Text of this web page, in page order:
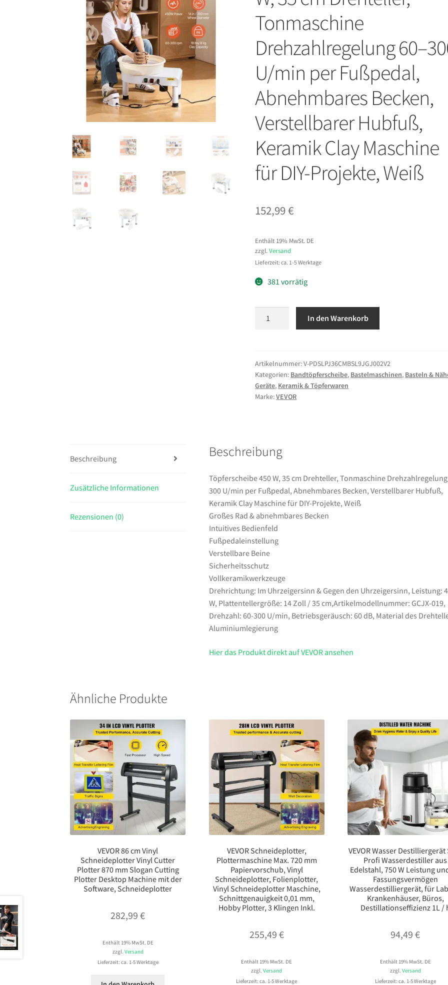
Tonmaschine
Drehzahlregelung
U/min per Fußpedal,
Abnehmbares Becken,
Verstellbarer Hubfuß,
Keramik Clay Maschine
für DIY-Projekte, Weiß
152,99€
Enthält 19% MwSt. DE
zzgl.Versand
Lieferzeit: ca. 1-5 Werktage
381 vorrätig
35
cm
Drehteller,
Tonmaschine
U/min
Fußpedal,
Abnehmbares
Becken,
Verstellbarer
Hubfuß,
Keramik
Clay
Maschine
für
DIY-
Projekte,
Weiß
Menge
In den Warenkorb
Artikelnummer:V-PDSLPJ36CMBSL9JGJ002V2
Kategorien: Bandtöpferscheibe, Bastelmaschinen, Basteln &
Geräte, Keramik & Töpferwaren
Marke:VEVOR
Beschreibung
Zusätzliche Informationen
Rezensionen (0)
Beschreibung
Töpferscheibe 450 W, 35 cm Drehteller, Tonmaschine
300 U/min per Fußpedal, Abnehmbares Becken, Verstellbarer Hubfuß,
Keramik Clay Maschine für DIY-Projekte, Weiß
Großes Rad & abnehmbares Becken
Intuitives Bedienfeld
Fußpedaleinstellung
Verstellbare Beine
Sicherheitsschutz
Vollkeramikwerkzeuge
Drehrichtung: Im Uhrzeigersinn & Gegen den Uhrzeigersinn, Leistung:
W, Plattentellergröße: 14 Zoll / 35 cm,Artikelmodellnummer: GCJX-019,
Drehzahl: 60-300 U/min, Betriebsgeräusch: 60 dB, Material des
Aluminiumlegierung
Hier das Produkt direkt auf VEVOR ansehen
Ähnliche Produkte
VEVOR 86 cm Vinyl
Schneideplotter Vinyl Cutter
Plotter 870 mm Slogan Cutting
Plotter Desktop Machine mit der
Software, Schneideplotter
282,99€
Enthält 19% MwSt. DE
zzgl. Versand
Lieferzeit: ca. 1-5 Werktage
VEVOR Schneideplotter,
Plottermaschine Max. 720 mm
Papiervorschub, Vinyl
Schneideplotter, Folienplotter,
Vinyl Schneideplotter Maschine,
Schnittgenauigkeit 0,01 mm,
Hobby Plotter, 3 Klingen Inkl.
255,49 €
Enthält 19% MwSt. DE
zzgl.Versand
Lieferzeit: ca. 1-5 Werktage
VEVOR Wasser Destilliergerät
Profi Wasserdestiller aus
Edelstahl, 750 W Leistung
Fassungsvermögen
Wasserdestilliergerät, für
Krankenhäuser, Büros,
Destillationseffizienz 1L /
94,49€
Enthält 19% MwSt. DE
zzgl. Versand
Lieferzeit: ca. 1-5 Werktage